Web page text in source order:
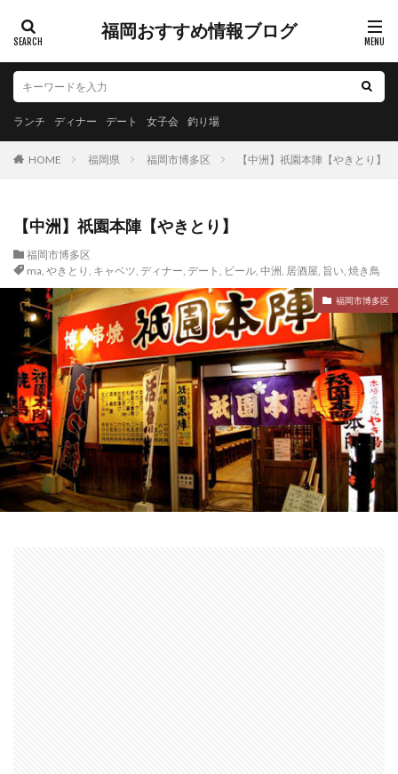
福岡おすすめ情報ブログ
ランチ ディナー デート 女子会 釣り場
HOME 福岡県 福岡市博多区 【中洲】祇園本陣【やきとり】
【中洲】祇園本陣【やきとり】
福岡市博多区
ma, やきとり , キャベツ, ディナー, デート , ビール, 中洲, 居酒屋, 旨い, 焼き鳥
福岡市博多区